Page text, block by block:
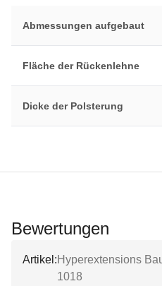
Abmessungen aufgebaut
Fläche der Rückenlehne
Dicke der Polsterung
Bewertungen
Artikel: Hyperextensions
1018